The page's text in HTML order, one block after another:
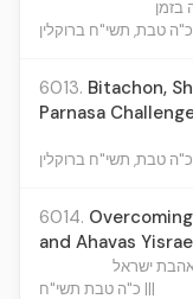
בזמן
6013. Bitachon,
Parnasa
6014.
and Ahavas
ישראל
כ"ה טבת תשי"ח |||